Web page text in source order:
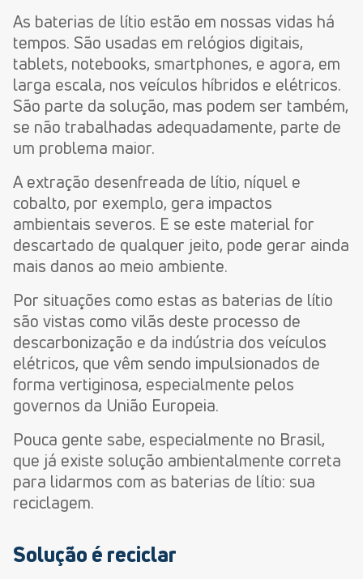
As baterias de lítio estão em nossas vidas há
tempos. São usadas em relógios digitais,
tablets, notebooks, smartphones, e agora, em
larga escala, nos veículos híbridos e elétricos.
São parte da solução, mas podem ser também,
se não trabalhadas adequadamente, parte de
um problema maior.
A extração desenfreada de lítio, níquel e
cobalto, por exemplo, gera impactos
ambientais severos. E se este material for
descartado de qualquer jeito, pode gerar ainda
mais danos ao meio ambiente.
Por situações como estas as baterias de lítio
são vistas como vilãs deste processo de
descarbonização e da indústria dos veículos
elétricos, que vêm sendo impulsionados de
forma vertiginosa, especialmente pelos
governos da União Europeia.
Pouca gente sabe, especialmente no Brasil,
que já existe solução ambientalmente correta
para lidarmos com as baterias de lítio: sua
reciclagem.
Solução é reciclar